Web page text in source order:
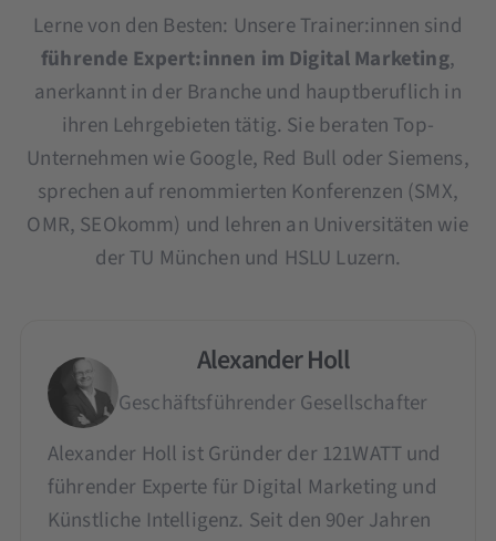
Lerne von den Besten: Unsere Trainer:innen sind
führende Expert:innen im Digital Marketing,
anerkannt in der Branche und hauptberuflich in
ihren Lehrgebieten tätig. Sie beraten Top-
Unternehmen wie Google, Red Bull oder Siemens,
sprechen auf renommierten Konferenzen (SMX,
OMR, SEOkomm) und lehren an Universitäten wie
der TU München und HSLU Luzern.
Alexander Holl
Geschäftsführender Gesellschafter
Alexander Holl ist Gründer der 121WATT und
führender Experte für Digital Marketing und
Künstliche Intelligenz. Seit den 90er Jahren